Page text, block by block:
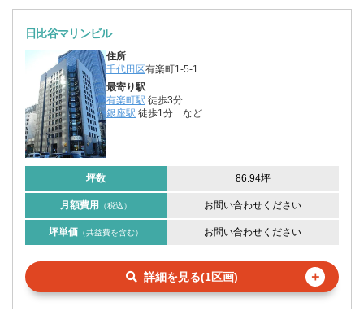
日比谷マリンビル
住所
千代田区有楽町1-5-1
最寄り駅
有楽町駅 徒歩3分
銀座駅 徒歩1分 など
坪数 86.94坪
月額費用 （税込） お問い合わせください
坪単価 （共益費を含む） お問い合わせください
詳細を見る(1区画) ＋